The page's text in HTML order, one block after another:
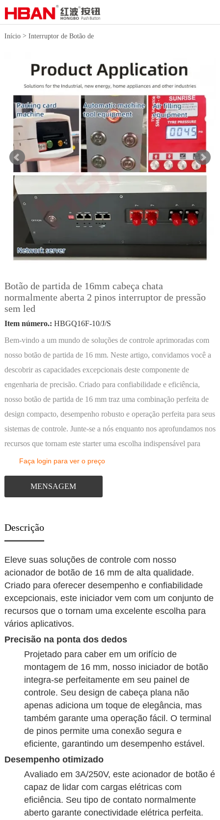
Início> Interruptor de Botão de
Botão de partida de 16mm cabeça chata
normalmente aberta 2 pinos interruptor de pressão
sem led
Item número.: HBGQ16F-10/J/S
Bem-vindo a um mundo de soluções de controle aprimoradas com
nosso botão de partida de 16 mm. Neste artigo, convidamos você a
descobrir as capacidades excepcionais deste componente de
engenharia de precisão. Criado para confiabilidade e eficiência,
nosso botão de partida de 16 mm traz uma combinação perfeita de
design compacto, desempenho robusto e operação perfeita para seus
sistemas de controle. Junte-se a nós enquanto nos aprofundamos nos
recursos que tornam este starter uma escolha indispensável para
Faça login para ver o preço
MENSAGEM
Descrição
Eleve suas soluções de controle com nosso
acionador de botão de 16 mm de alta qualidade.
Criado para oferecer desempenho e confiabilidade
excepcionais, este iniciador vem com um conjunto de
recursos que o tornam uma excelente escolha para
vários aplicativos.
Precisão na ponta dos dedos
Projetado para caber em um orifício de
montagem de 16 mm, nosso iniciador de botão
integra-se perfeitamente em seu painel de
controle. Seu design de cabeça plana não
apenas adiciona um toque de elegância, mas
também garante uma operação fácil. O terminal
de pinos permite uma conexão segura e
eficiente, garantindo um desempenho estável.
Desempenho otimizado
Avaliado em 3A/250V, este acionador de botão é
capaz de lidar com cargas elétricas com
eficiência. Seu tipo de contato normalmente
aberto garante conectividade elétrica perfeita.